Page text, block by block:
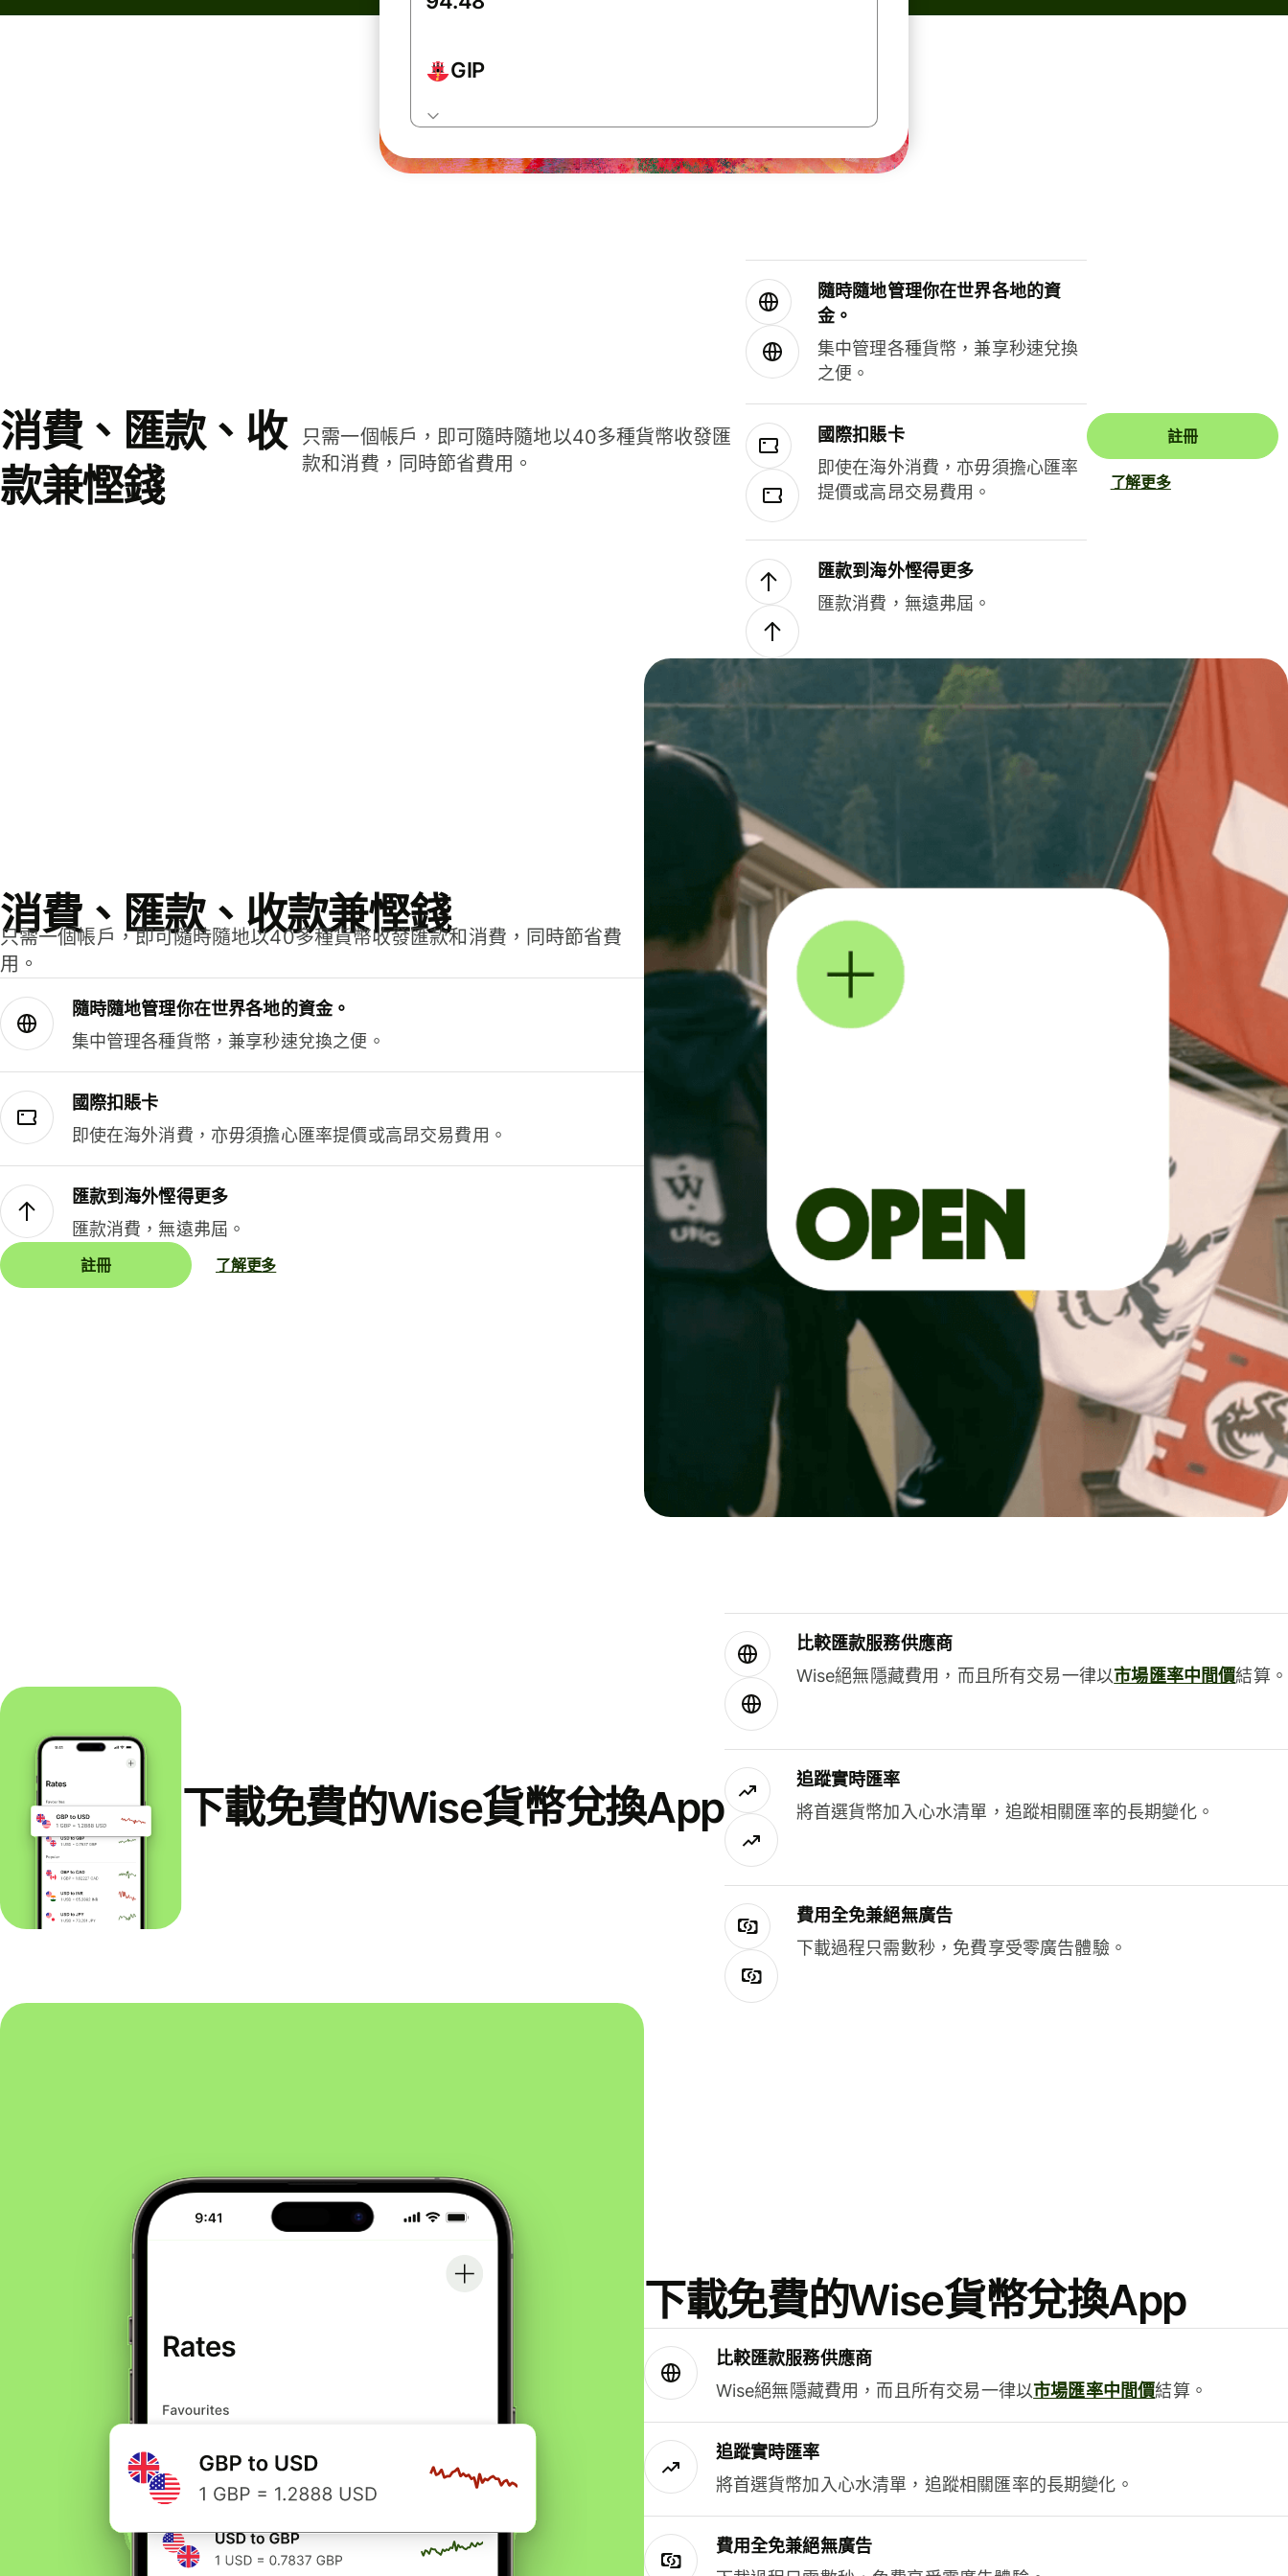
GIP
消費、匯款、收
款兼慳錢
只需一個帳戶，即可隨時隨地以40多種貨幣收發匯
款和消費，同時節省費用。
隨時隨地管理你在世界各地的資
金。
集中管理各種貨幣，兼享秒速兌換
之便。
國際扣賬卡
即使在海外消費，亦毋須擔心匯率
提價或高昂交易費用。
匯款到海外慳得更多
匯款消費，無遠弗屆。
註冊
了解更多
消費、匯款、收款兼慳錢
只需一個帳戶，即可隨時隨地以40多種貨幣收發匯款和消費，同時節省費
用。
隨時隨地管理你在世界各地的資金。
集中管理各種貨幣，兼享秒速兌換之便。
國際扣賬卡
即使在海外消費，亦毋須擔心匯率提價或高昂交易費用。
匯款到海外慳得更多
匯款消費，無遠弗屆。
註冊 了解更多
下載免費的Wise貨幣兌換App
比較匯款服務供應商
Wise絕無隱藏費用，而且所有交易一律以市場匯率中間價結算。
追蹤實時匯率
將首選貨幣加入心水清單，追蹤相關匯率的長期變化。
費用全免兼絕無廣告
下載過程只需數秒，免費享受零廣告體驗。
下載免費的Wise貨幣兌換App
比較匯款服務供應商
Wise絕無隱藏費用，而且所有交易一律以市場匯率中間價結算。
追蹤實時匯率
將首選貨幣加入心水清單，追蹤相關匯率的長期變化。
費用全免兼絕無廣告